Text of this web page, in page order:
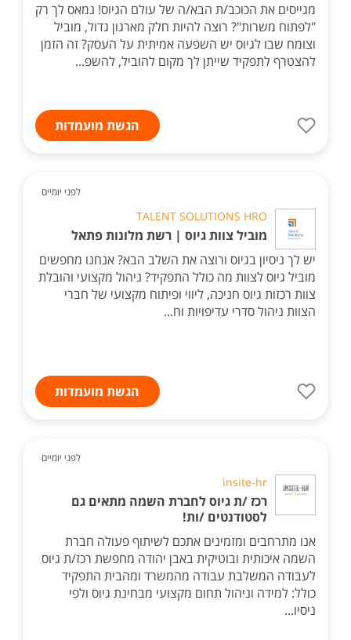
מגייסים את הכוכב/ת הבא/ה של עולם הגיוס! נמאס לך רק
"לפתוח משרות"? רוצה להיות חלק מארגון גדול, מוביל
וצומח שבו לגיוס יש השפעה אמיתית על העסק? זה הזמן
להצטרף לתפקיד שייתן לך מקום להוביל, להשפ...
הגשת מועמדות
לפני יומיים
TALENT SOLUTIONS HRO
מוביל צוות גיוס | רשת מלונות פתאל
יש לך ניסיון בגיוס ורוצה את השלב הבא? אנחנו מחפשים
מוביל גיוס לצוות מה כולל התפקיד? ניהול מקצועי והובלת
צוות רכזות גיוס חניכה, ליווי ופיתוח מקצועי של חברי
הצוות ניהול סדרי עדיפויות וח...
הגשת מועמדות
לפני יומיים
insite-hr
רכז /ת גיוס לחברת השמה מתאים גם
לסטודנטים /ות!
אנו מתרחבים ומזמינים אתכם לשיתוף פעולה חברת
השמה איכותית ובוטיקית באבן יהודה מחפשת רכז/ת גיוס
לעבודה המשלבת עבודה מהמשרד ומהבית התפקיד
כולל: למידה וניהול תחום מקצועי מבחינת גיוס ולפי
ניסיו...